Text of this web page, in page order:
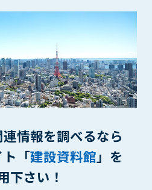
情報を調べるなら
「建設資料館」を
下さい！
容が以下に該当する、またはその
諾なく削除できるものとします。
6条の定める禁止事項に該当する
合
守管理上、必要と判断した場合
と判断した場合
止等）
本サービス内容の変更(新規追加、
運営を中止または廃止することが